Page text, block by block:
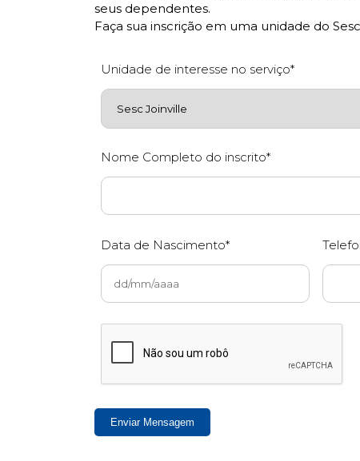
seus dependentes.
Faça sua inscrição em uma unidade do
Unidade de interesse no serviço*
Nome Completo do inscrito*
Data de Nascimento*
Enviar Mensagem